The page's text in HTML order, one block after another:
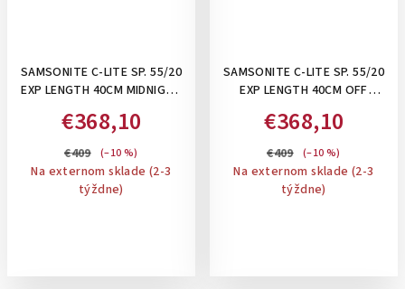
SAMSONITE C-LITE SP. 55/20
EXP LENGTH 40CM MIDNIGHT
ROZŠÍRITEĽNÝ 36/42 L
€368,10
€409 (–10 %)
Na externom sklade (2-3
týždne)
SAMSONITE C-LITE SP. 55/20
EXP LENGTH 40CM OFF
ROZŠÍRITEĽNÝ 36/42 L
€368,10
€409 (–10 %)
Na externom sklade (2-3
týždne)